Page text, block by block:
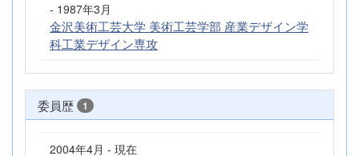
- 1987年3月
金沢美術工芸大学 美術工芸学部 産業デザイン学
科工業デザイン専攻
委員歴 1
2004年4月 - 現在